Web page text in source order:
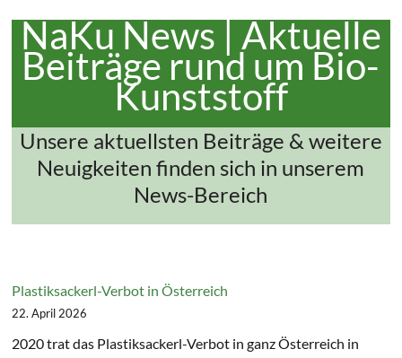
NaKu News | Aktuelle
Beiträge rund um Bio-
Kunststoff
Unsere aktuellsten Beiträge & weitere
Neuigkeiten finden sich in unserem
News-Bereich
Plastiksackerl-Verbot in Österreich
22. April 2026
2020 trat das Plastiksackerl-Verbot in ganz Österreich in